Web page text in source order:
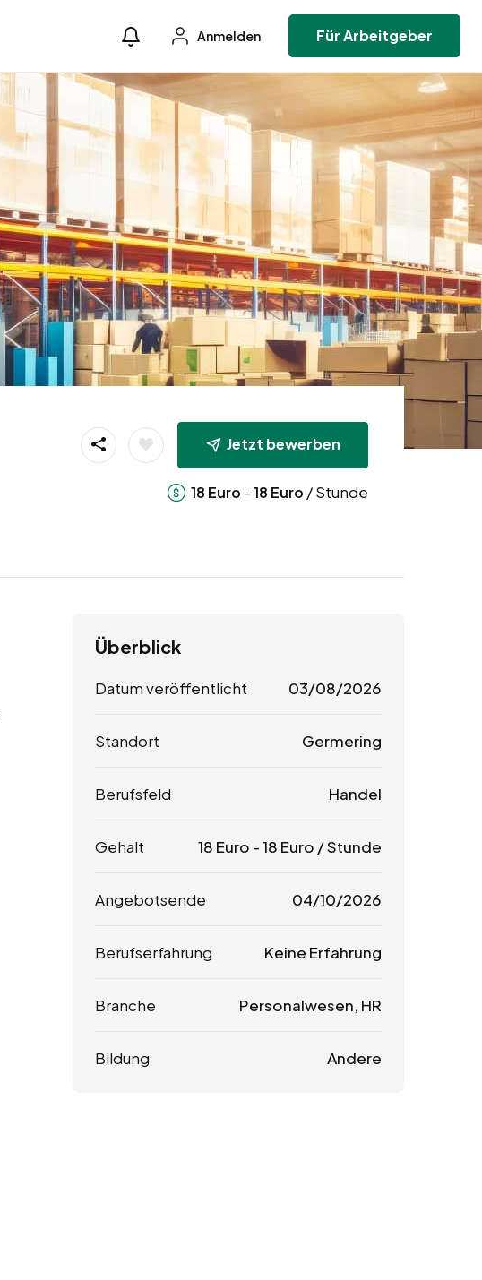
Anmelden Für Arbeitgeber
Jetzt bewerben
18 Euro -18 Euro / Stunde
Überblick
Datum veröffentlicht 03/08/2026
Standort Germering
Berufsfeld Handel
Gehalt 18 Euro -18 Euro / Stunde
Angebotsende 04/10/2026
Berufserfahrung Keine Erfahrung
Branche Personalwesen, HR
Bildung Andere